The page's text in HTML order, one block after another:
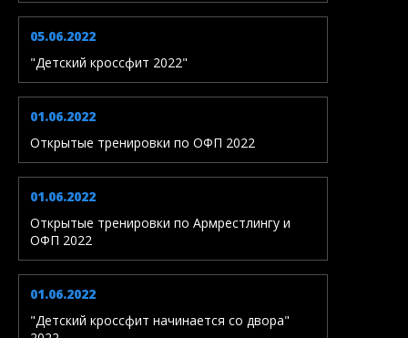
05.06.2022
"Детский кроссфит 2022"
01.06.2022
Открытые тренировки по ОФП 2022
01.06.2022
Открытые тренировки по Армрестлингу и
ОФП 2022
01.06.2022
"Детский кроссфит начинается со двора"